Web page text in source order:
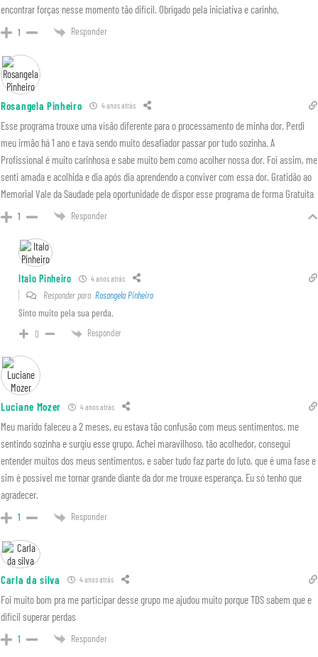
encontrar forças nesse momento tão difícil. Obrigado pela iniciativa e carinho.
1 Responder
Rosangela Pinheiro 4 anos atrás
Esse programa trouxe uma visão diferente para o processamento de minha dor. Perdi
meu irmão há 1 ano e tava sendo muito desafiador passar por tudo sozinha. A
Profissional é muito carinhosa e sabe muito bem como acolher nossa dor. Foi assim, me
senti amada e acolhida e dia após dia aprendendo a conviver com essa dor. Gratidão ao
Memorial Vale da Saudade pela oportunidade de dispor esse programa de forma Gratuita
1 Responder
Italo Pinheiro 4 anos atrás
Responder para Rosangela Pinheiro
Sinto muito pela sua perda.
0 Responder
Luciane Mozer 4 anos atrás
Meu marido faleceu a 2 meses, eu estava tão confusão com meus sentimentos, me
sentindo sozinha e surgiu esse grupo. Achei maravilhoso, tão acolhedor, consegui
entender muitos dos meus sentimentos, e saber tudo faz parte do luto, que é uma fase e
sim é possível me tornar grande diante da dor me trouxe esperança. Eu só tenho que
agradecer.
1 Responder
Carla da silva 4 anos atrás
Foi muito bom pra me participar desse grupo me ajudou muito porque TDS sabem que e
difícil superar perdas
1 Responder